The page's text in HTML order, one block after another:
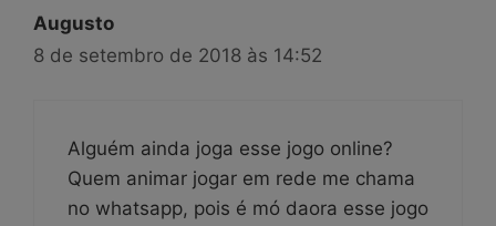
Augusto
8 de setembro de 2018 às 14:52
Alguém ainda joga esse jogo online?
Quem animar jogar em rede me chama
no whatsapp, pois é mó daora esse jogo